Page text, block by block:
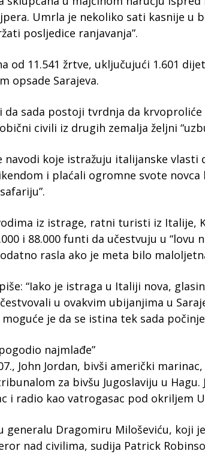
Umrla je nekoliko sati kasnije u
posljedice ranjavanja”.
od 11.541 žrtve, uključujući 1.601
opsade Sarajeva.
da sada postoji tvrdnja da
civili iz drugih zemalja željni
navodi koje istražuju italijanske
i plaćali ogromne svote
iz istrage, ratni turisti iz Italije,
i 88.000 funti da učestvuju u “lovu
rasla ako je meta bilo
“Iako je istraga u Italiji nova,
u ovakvim ubijanjima u
moguće je da se istina tek sada
najmlađe”
John Jordan, bivši američki
za bivšu Jugoslaviju u Hagu.
i radio kao vatrogasac pod okriljem
generalu Dragomiru Miloševiću, koji
nad civilima, sudija Patrick